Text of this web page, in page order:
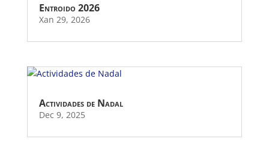
Entroido 2026
Xan 29, 2026
Actividades de Nadal
Dec 9, 2025